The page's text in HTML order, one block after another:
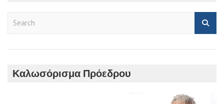
r
Καλωσόρισμα Πρόεδρου